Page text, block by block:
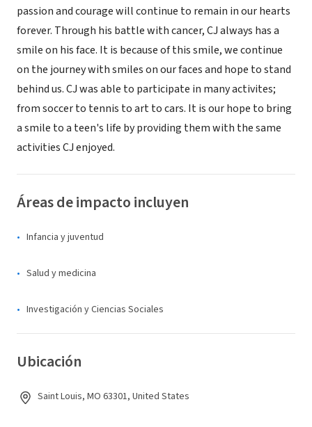
passion and courage will continue to remain in our hearts
forever. Through his battle with cancer, CJ always has a
smile on his face. It is because of this smile, we continue
on the journey with smiles on our faces and hope to stand
behind us. CJ was able to participate in many activites;
from soccer to tennis to art to cars. It is our hope to bring
a smile to a teen's life by providing them with the same
activities CJ enjoyed.
Áreas de impacto incluyen
Infancia y juventud
Salud y medicina
Investigación y Ciencias Sociales
Ubicación
Saint Louis, MO 63301, United States